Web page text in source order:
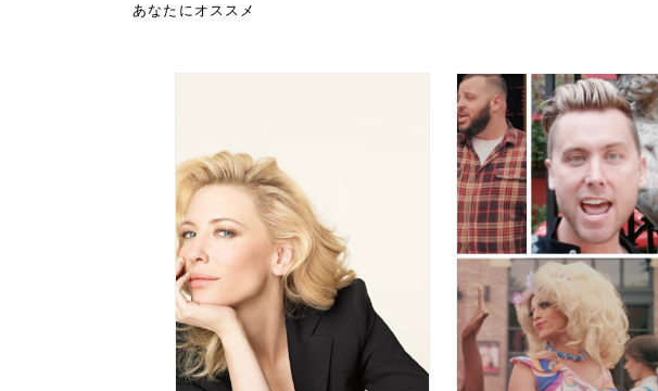
あなたにオススメ